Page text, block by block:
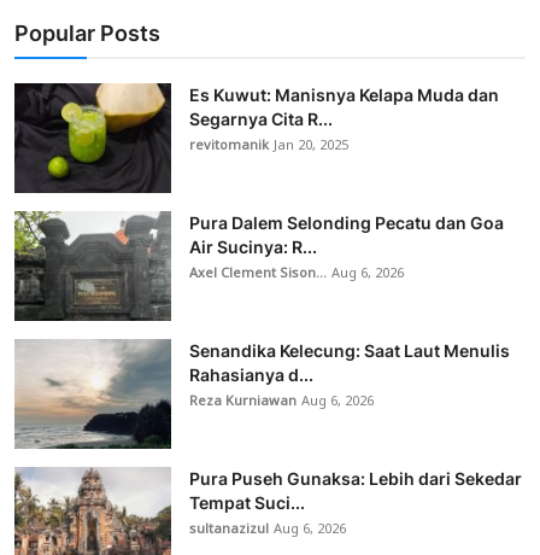
Popular Posts
Es Kuwut: Manisnya Kelapa Muda dan
Segarnya Cita R...
revitomanikJan 20, 2025
Pura Dalem Selonding Pecatu dan Goa
Air Sucinya: R...
Axel Clement Sison...Aug 6, 2026
Senandika Kelecung: Saat Laut Menulis
Rahasianya d...
Reza KurniawanAug 6, 2026
Pura Puseh Gunaksa: Lebih dari Sekedar
Tempat Suci...
sultanazizulAug 6, 2026